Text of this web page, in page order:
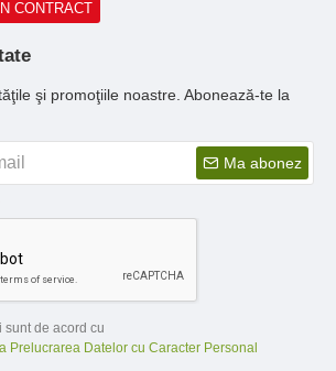
CONTRACT
şi promoţiile noastre. Abonează-te la
Ma abonez
sunt de acord cu
Prelucrarea Datelor cu Caracter Personal